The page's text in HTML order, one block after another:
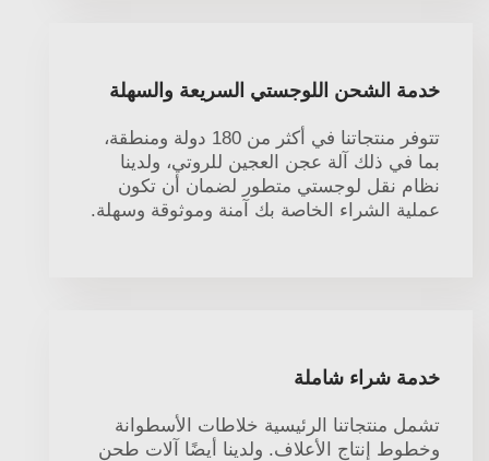
خدمة الشحن اللوجستي السريعة والسهلة
تتوفر منتجاتنا في أكثر من 180 دولة ومنطقة،
بما في ذلك آلة عجن العجين للروتي، ولدينا
نظام نقل لوجستي متطور لضمان أن تكون
عملية الشراء الخاصة بك آمنة وموثوقة وسهلة.
خدمة شراء شاملة
تشمل منتجاتنا الرئيسية خلاطات الأسطوانة
وخطوط إنتاج الأعلاف. ولدينا أيضًا آلات طحن